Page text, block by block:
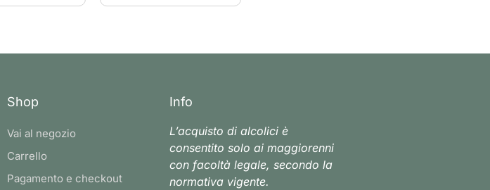
Shop
Vai al negozio
Carrello
Pagamento e checkout
Info
L’acquisto di alcolici è
consentito solo ai maggiorenni
con facoltà legale, secondo la
normativa vigente.